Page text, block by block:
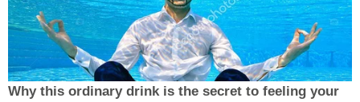
Why this ordinary drink is the secret to feeling your